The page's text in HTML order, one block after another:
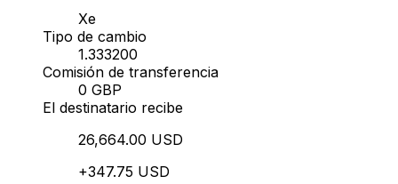
Xe
Tipo de cambio
1.333200
Comisión de transferencia
0 GBP
El destinatario recibe
26,664.00 USD
+347.75 USD